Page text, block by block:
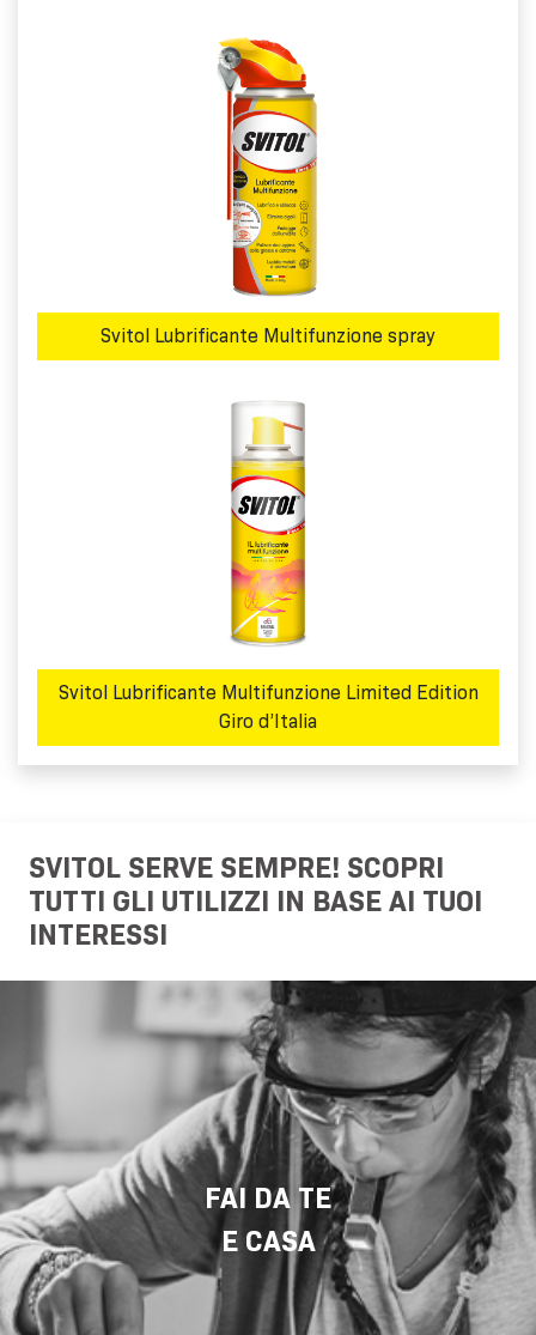
Svitol Lubrificante Multifunzione spray
Svitol Lubrificante Multifunzione Limited Edition
Giro d’Italia
SVITOL SERVE SEMPRE! SCOPRI
TUTTI GLI UTILIZZI IN BASE AI TUOI
INTERESSI
FAI DA TE
E CASA